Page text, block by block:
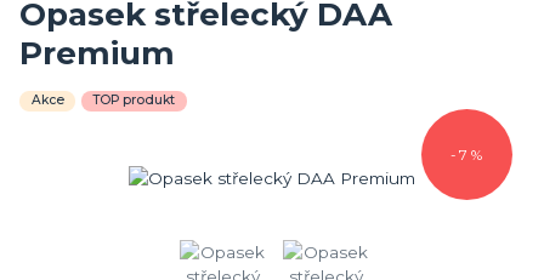
Opasek střelecký DAA
Premium
Akce TOP produkt
- 7 %